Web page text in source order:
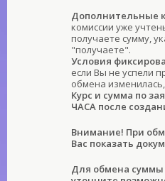
Дополнительные
комиссии уже
получаете сумму,
"получаете".
Условия
если Вы не успели
обмена
Курс и сумма по
ЧАСА после
Внимание! При
Вас показать
Для обмена